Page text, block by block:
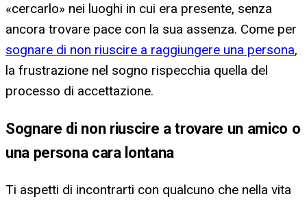
«cercarlo» nei luoghi in cui era presente, senza
ancora trovare pace con la sua assenza. Come per
sognare di non riuscire a raggiungere una persona,
la frustrazione nel sogno rispecchia quella del
processo di accettazione.
Sognare di non riuscire a trovare un amico o
una persona cara lontana
Ti aspetti di incontrarti con qualcuno che nella vita